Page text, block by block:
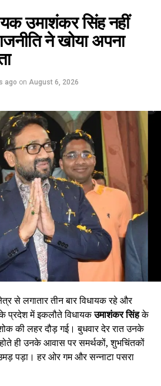
उमाशंकर सिंह नहीं
ने खोया अपना
ago on August 6, 2026
से लगातार तीन बार विधायक रहे और
प्रदेश में इकलौते विधायकउमाशंकर सिंहके
की लहर दौड़ गई। बुधवार देर रात उनके
ही उनके आवास पर समर्थकों, शुभचिंतकों
पड़ा। हर ओर गम और सन्नाटा पसरा